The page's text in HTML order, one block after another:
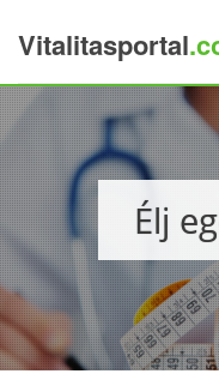
Vitalitasportal
Élj
×